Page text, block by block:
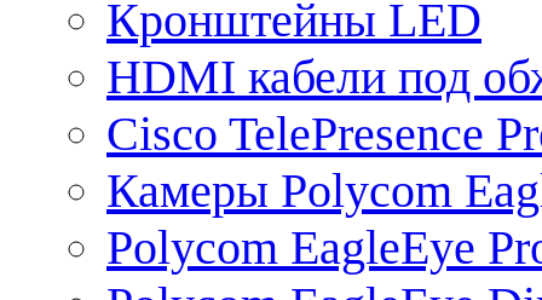
Кронштейны LED
HDMI кабели под
Cisco TelePresence
Камеры Polycom
Polycom EagleEye